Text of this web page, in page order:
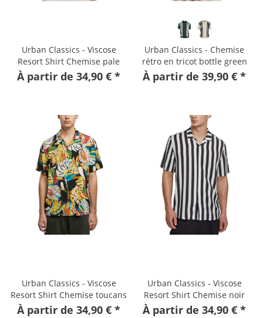
Urban Classics - Viscose
Resort Shirt Chemise pale
offwhite
À partir de 34,90 € *
Urban Classics - Chemise
rétro en tricot bottle green
À partir de 39,90 € *
Urban Classics - Viscose
Resort Shirt Chemise toucans
À partir de 34,90 € *
Urban Classics - Viscose
Resort Shirt Chemise noir
offwhite
À partir de 34,90 € *